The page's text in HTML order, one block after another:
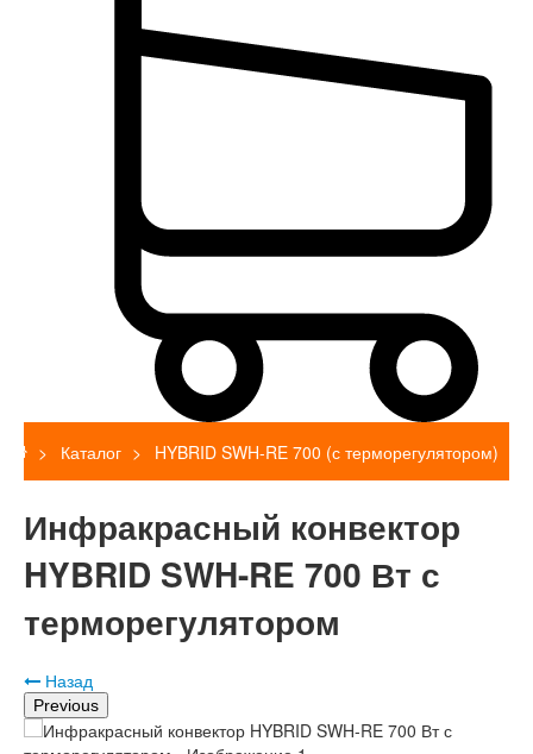
Каталог HYBRID SWH-RE 700 (с терморегулятором)
Инфракрасный конвектор
HYBRID SWH-RE 700 Вт с
терморегулятором
Назад
Previous